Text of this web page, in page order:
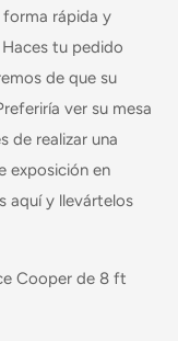
forma rápida y
tu pedido
de que su
ver su mesa
de realizar una
exposición en
aquí y llevártelos
Cooper de 8 ft